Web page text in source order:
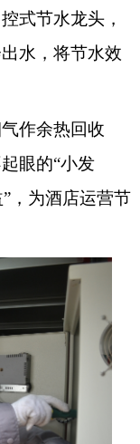
式节水龙头，
水，将节水效
作余热回收
眼的“小发
，为酒店运营节